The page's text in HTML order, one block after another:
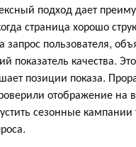
подход дает
страница хорошо
запрос пользователя,
показатель качества.
позиции показа.
отображение на
сезонные кампании